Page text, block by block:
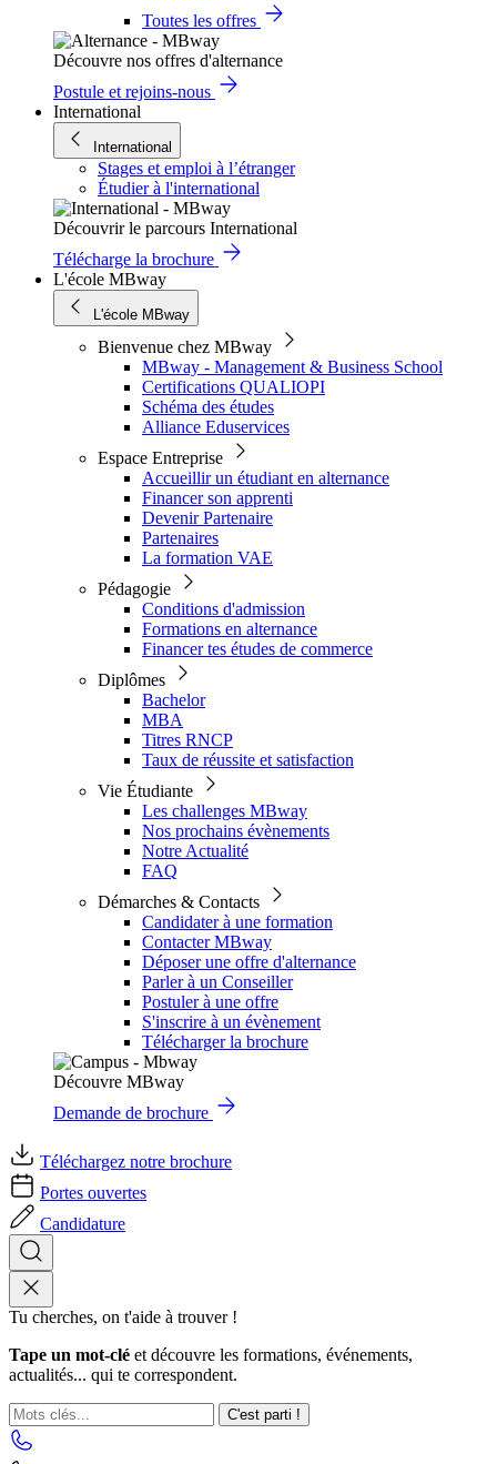
Toutes les offres
Découvre nos offres d'alternance
Postule et rejoins-nous
International
International
Stages et emploi à l’étranger
Étudier à l'international
Découvrir le parcours International
Télécharge la brochure
L'école MBway
L'école MBway
Bienvenue chez MBway
MBway - Management & Business School
Certifications QUALIOPI
Schéma des études
Alliance Eduservices
Espace Entreprise
Accueillir un étudiant en alternance
Financer son apprenti
Devenir Partenaire
Partenaires
La formation VAE
Pédagogie
Conditions d'admission
Formations en alternance
Financer tes études de commerce
Diplômes
Bachelor
MBA
Titres RNCP
Taux de réussite et satisfaction
Vie Étudiante
Les challenges MBway
Nos prochains évènements
Notre Actualité
FAQ
Démarches & Contacts
Candidater à une formation
Contacter MBway
Déposer une offre d'alternance
Parler à un Conseiller
Postuler à une offre
S'inscrire à un évènement
Télécharger la brochure
Découvre MBway
Demande de brochure
Téléchargez notre brochure
Portes ouvertes
Candidature
Tu cherches, on t'aide à trouver !
Tape un mot-clé et découvre les formations, événements,
actualités... qui te correspondent.
C'est parti !